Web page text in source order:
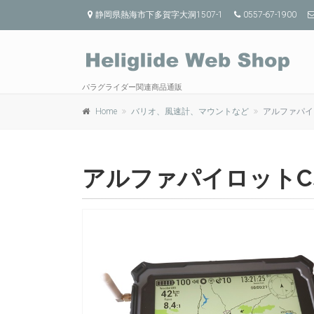
静岡県熱海市下多賀字大洞1507-1 0557-67-1900
パラグライダー関連商品通販
Home バリオ、風速計、マウントなど アルファパ
アルファパイロット